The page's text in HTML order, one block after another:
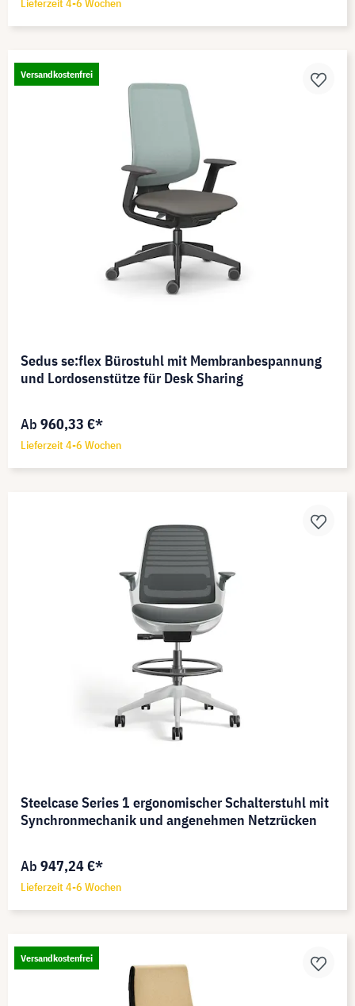
Lieferzeit 4-6 Wochen
Versandkostenfrei
Sedus se:flex Bürostuhl mit Membranbespannung
und Lordosenstütze für Desk Sharing
Ab 960,33 €*
Lieferzeit 4-6 Wochen
Steelcase Series 1 ergonomischer Schalterstuhl mit
Synchronmechanik und angenehmen Netzrücken
Ab 947,24 €*
Lieferzeit 4-6 Wochen
Versandkostenfrei